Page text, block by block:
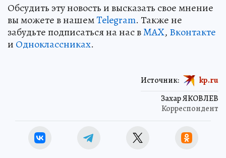
Обсудить эту новость и высказать свое мнение
вы можете в нашемTelegram. Также не
забудьте подписаться на нас вMAX, Вконтакте
и Одноклассниках.
Захар ЯКОВЛЕВ
Корреспондент
Источник: kp.ru